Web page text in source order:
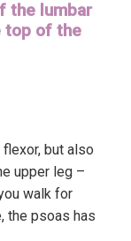
the lumbar
top of the
but also
upper leg –
walk for
the psoas has